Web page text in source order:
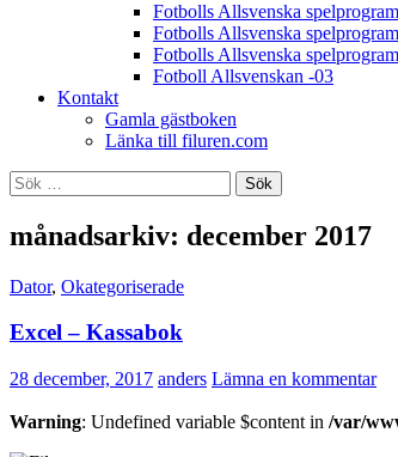
Fotbolls Allsvenska
Fotbolls Allsvenska
Fotbolls Allsvenska
Fotboll Allsvenskan -03
Kontakt
Gamla gästboken
Länka till filuren.com
Sök
efter:
månadsarkiv: december 2017
Dator, Okategoriserade
Excel – Kassabok
28 december, 2017 anders Lämna en kommentar
Warning: Undefined variable $content in /var/